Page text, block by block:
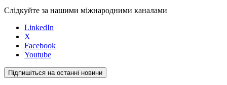
Слідкуйте за нашими міжнародними каналами
LinkedIn
X
Facebook
Youtube
Підпишіться на останні новини